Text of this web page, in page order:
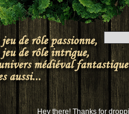
Hey there! Thanks for